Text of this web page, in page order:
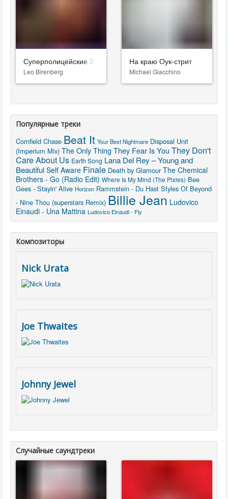
Суперполицейские 3
Leo Birenberg
На краю Оук-стрит
Michael Giacchino
Популярные треки
Cornfield Chase Beat It Your Best Nightmare Disposal Unit
(Imperium Mix) The Only Thing They Fear Is You They Don't
Care About Us Earth Song Lana Del Rey – Young and
Beautiful Self Aware Finale Death by Glamour The Chemical
Brothers - Go (Radio Edit) Where Is My Mind (The Pixies) Bee
Gees - Stayin' Alive Horizon Rammstein - Du Hast Styles Of Beyond
- Nine Thou (superstars Remix) Billie Jean Ludovico
Einaudi - Una Mattina Ludovico Einaudi - Fly
Композиторы
Nick Urata
Joe Thwaites
Johnny Jewel
Случайные саундтреки